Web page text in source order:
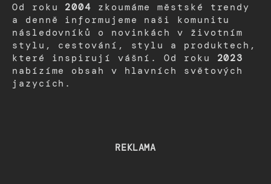
Od roku 2004 zkoumáme městské trendy
a denně informujeme naši komunitu
následovníků o novinkách v životním
stylu, cestování, stylu a produktech,
které inspirují vášní. Od roku 2023
nabízíme obsah v hlavních světových
jazycích.
REKLAMA